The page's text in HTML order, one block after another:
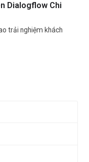
Dialogflow Chi
trải nghiệm khách